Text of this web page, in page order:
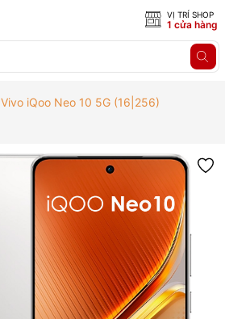
VỊ TRÍ SHOP
1 cửa hàng
Vivo iQoo Neo 10 5G (16|256)